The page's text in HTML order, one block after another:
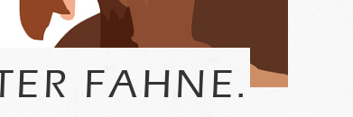
FAHNE.